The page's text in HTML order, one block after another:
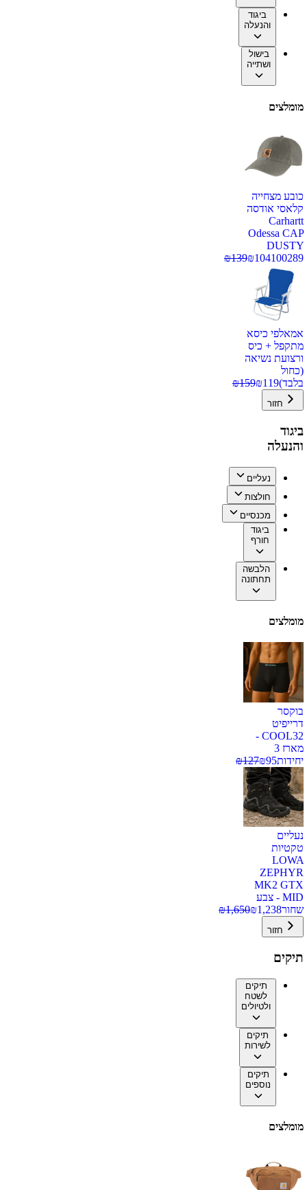
ביגוד
והנעלה
בישול
ושתייה
מומלצים
כובע מצחייה
קלאסי אודסה
Carhartt
Odessa CAP
DUSTY
100289
₪104
₪139
אמאלפי כיסא
מתקפל + כיס
ורצועת נשיאה
(כחול
בלבד)
₪119
₪159
חזור
ביגוד
והנעלה
נעליים
חולצות
מכנסיים
ביגוד
חורף
הלבשה
תחתונה
מומלצים
בוקסר
דרייפיט
COOL32 -
מארז 3
יחידות
₪95
₪127
נעליים
טקטיות
LOWA
ZEPHYR
MK2 GTX
MID - צבע
שחור
₪1,238
₪1,650
חזור
תיקים
תיקים
לשטח
ולטיולים
תיקים
לשירות
תיקים
נוספים
מומלצים